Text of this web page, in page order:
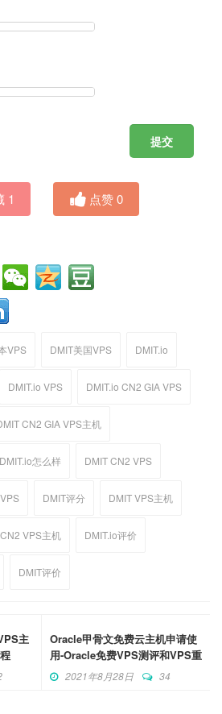
1 点赞0
VPS DMIT美国VPS DMIT.io
DMIT.io VPS DMIT.io CN2 GIA VPS
CN2 GIA VPS主机
DMIT.io怎么样 DMIT CN2 VPS
DMIT评分 DMIT VPS主机
VPS主机 DMIT.io评价
DMIT评价
主
Oracle甲骨文免费云主机申请使
用-Oracle免费VPS测评和VPS重
置密钥登录
2021年8月28日 34